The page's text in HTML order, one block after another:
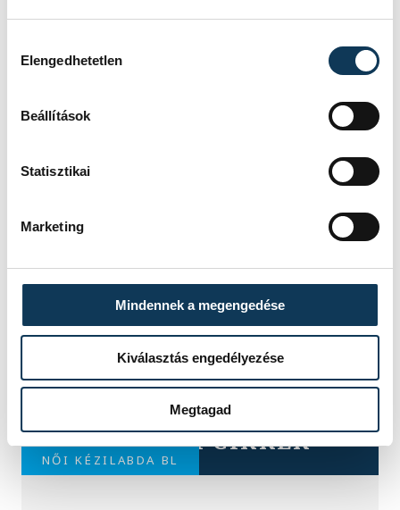
Elengedhetetlen
Beállítások
Statisztikai
Marketing
Mindennek a megengedése
Kiválasztás engedélyezése
Megtagad
TOVÁBBI CIKKEK
NŐI KÉZILABDA BL